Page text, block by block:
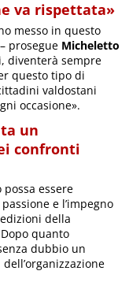
va rispettata»
messo in questo
prosegue Micheletto
diventerà sempre
questo tipo di
valdostani
occasione».
un
confronti
essere
e l’impegno
della
quanto
dubbio un